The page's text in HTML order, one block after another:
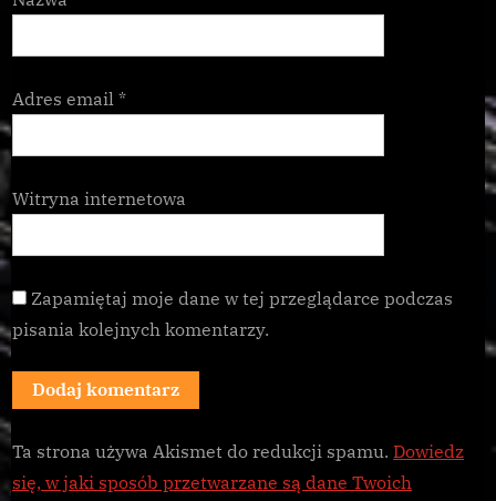
Adres email *
Witryna internetowa
Zapamiętaj moje dane w tej przeglądarce podczas
pisania kolejnych komentarzy.
Ta strona używa Akismet do redukcji spamu. Dowiedz
się, w jaki sposób przetwarzane są dane Twoich